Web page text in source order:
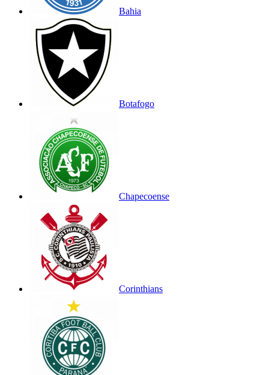
Bahia
Botafogo
Chapecoense
Corinthians